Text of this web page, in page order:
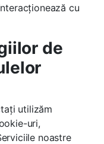
cu
de
utilizăm
uri,
noastre